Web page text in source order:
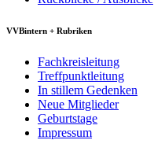
VVBintern + Rubriken
Fachkreisleitung
Treffpunktleitung
In stillem Gedenken
Neue Mitglieder
Geburtstage
Impressum